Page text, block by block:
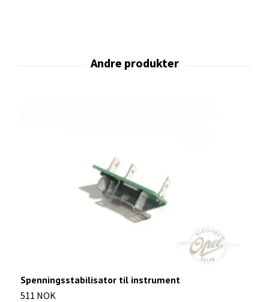
Spenningsstabilisator til instrument
511 NOK